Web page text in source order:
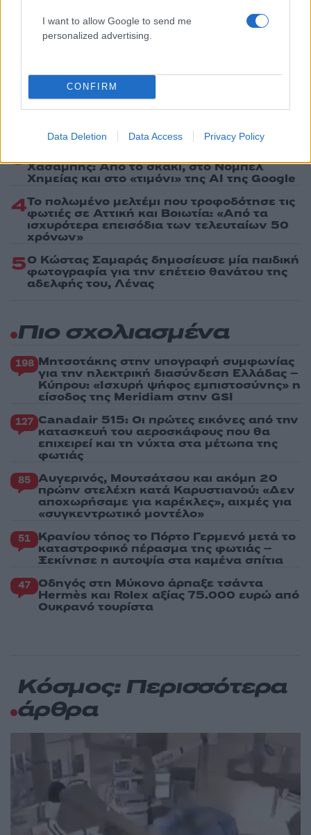
I want to allow Google to send me
personalized advertising.
CONFIRM
Data Deletion Data Access Privacy Policy
Πιο δημοφιλή
«Ελπίδα για τη Δημοκρατία»
Συγκίνηση στο τελευταίο αντίο στον Λάκη
Χαλκιά: Με την «Φάμπρικα», λαούτο και
φωνή της μεταπολίτευσης
3Χασάμπης: Από το σκάκι, στο Νόμπελ
Χημείας και στο «τιμόνι» της AI της Google
4Το πολωμένο μελτέμι που τροφοδότησε τις
φωτιές σε Αττική και Βοιωτία: «Από τα
ισχυρότερα επεισόδια των τελευταίων 50
χρόνων»
5Ο Κώστας Σαμαράς δημοσίευσε μία παιδική
φωτογραφία για την επέτειο θανάτου της
αδελφής του, Λένας
Πιο σχολιασμένα
198 Μητσοτάκης στην υπογραφή συμφωνίας
για την ηλεκτρική διασύνδεση Ελλάδας –
Κύπρου: «Ισχυρή ψήφος εμπιστοσύνης» η
είσοδος της Meridiam στην GSI
127 Canadair 515: Οι πρώτες εικόνες από την
κατασκευή του αεροσκάφους που θα
επιχειρεί και τη νύχτα στα μέτωπα της
φωτιάς
85 Αυγερινός, Μουτσάτσου και ακόμη 20
πρώην στελέχη κατά Καρυστιανού: «Δεν
αποχωρήσαμε για καρέκλες», αιχμές για
«συγκεντρωτικό μοντέλο»
51 Κρανίου τόπος το Πόρτο Γερμενό μετά το
καταστροφικό πέρασμα της φωτιάς –
Ξεκίνησε η αυτοψία στα καμένα σπίτια
47 Οδηγός στη Μύκονο άρπαξε τσάντα
Hermès και Rolex αξίας 75.000 ευρώ από
Ουκρανό τουρίστα
Κόσμος: Περισσότερα
άρθρα